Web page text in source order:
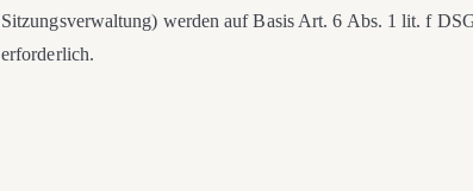
Sitzungsverwaltung) werden auf Basis Art. 6 Abs. 1 lit. f
erforderlich.